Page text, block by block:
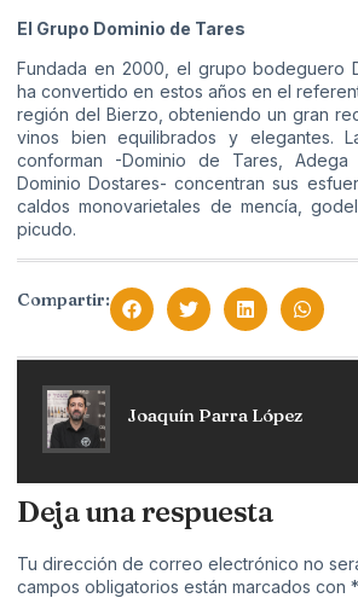
El Grupo Dominio de Tares
Fundada en 2000, el grupo bodeguero
ha convertido en estos años en el
región del Bierzo, obteniendo un gran
vinos bien equilibrados y elegantes.
conforman -Dominio de Tares,
Dominio Dostares- concentran sus
caldos monovarietales de mencía,
picudo.
Compartir:
Joaquín Parra López
Deja una respuesta
Tu dirección de correo electrónico no
campos obligatorios están marcados con *